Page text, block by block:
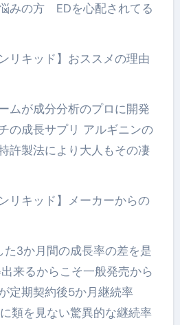
みの方 EDを心配されてる
リキッド】おススメの理由
ムが成分分析のプロに開発
の成長サプリ アルギニンの
許製法により大人もその凄
リキッド】メーカーからの
3か月間の成長率の差を是
来るからこそ一般発売から
定期契約後5か月継続率
類を見ない驚異的な継続率